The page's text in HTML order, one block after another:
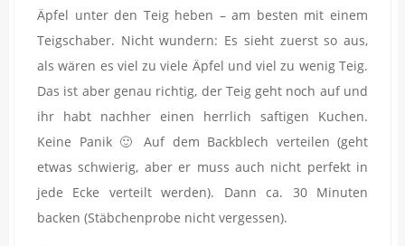
Äpfel unter den Teig heben – am besten mit einem
Teigschaber. Nicht wundern: Es sieht zuerst so aus,
als wären es viel zu viele Äpfel und viel zu wenig Teig.
Das ist aber genau richtig, der Teig geht noch auf und
ihr habt nachher einen herrlich saftigen Kuchen.
Keine Panik 🙂 Auf dem Backblech verteilen (geht
etwas schwierig, aber er muss auch nicht perfekt in
jede Ecke verteilt werden). Dann ca. 30 Minuten
backen (Stäbchenprobe nicht vergessen).